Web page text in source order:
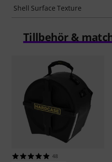
Shell Surface Texture
Tillbehör &
48